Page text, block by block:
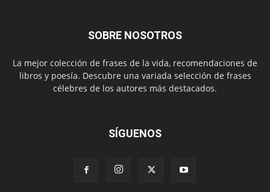
SOBRE NOSOTROS
La mejor colección de frases de la vida, recomendaciones de
libros y poesía. Descubre una variada selección de frases
célebres de los autores más destacados.
SÍGUENOS